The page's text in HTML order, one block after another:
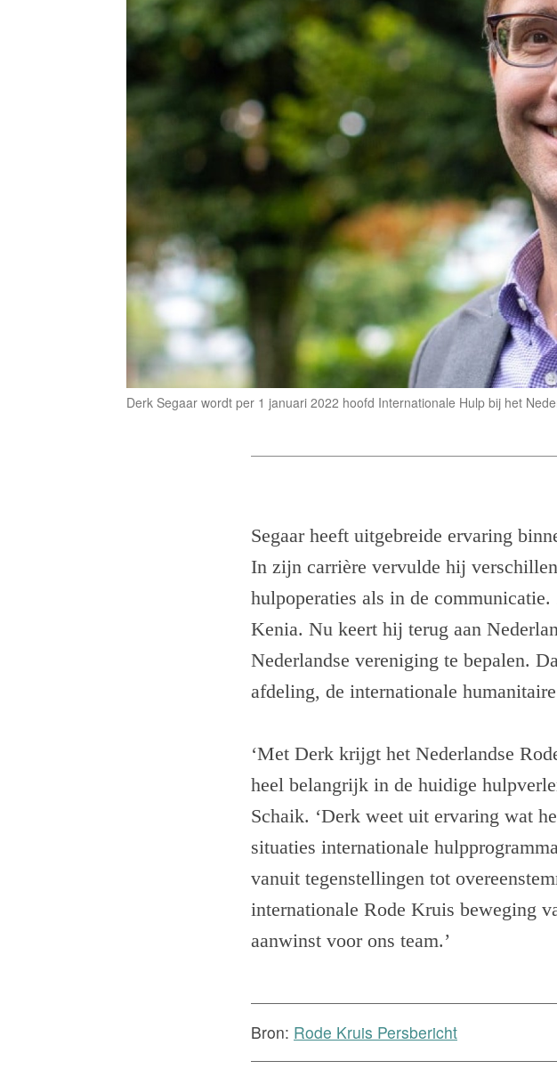
Derk Segaar wordt per 1 januari 2022 hoofd Internationale Hulp bij het
Segaar heeft uitgebreide ervaring
In zijn carrière vervulde hij
hulpoperaties als in de
Kenia. Nu keert hij terug aan
Nederlandse vereniging te bepalen.
afdeling, de internationale
‘Met Derk krijgt het Nederlandse
heel belangrijk in de huidige
Schaik. ‘Derk weet uit ervaring wat
situaties internationale
vanuit tegenstellingen tot
internationale Rode Kruis beweging
aanwinst voor ons team.’
Bron: Rode Kruis Persbericht